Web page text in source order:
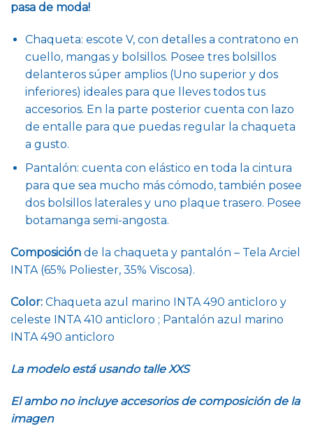
pasa de moda!
Chaqueta: escote V, con detalles a contratono en
cuello, mangas y bolsillos. Posee tres bolsillos
delanteros súper amplios (Uno superior y dos
inferiores) ideales para que lleves todos tus
accesorios. En la parte posterior cuenta con lazo
de entalle para que puedas regular la chaqueta
a gusto.
Pantalón: cuenta con elástico en toda la cintura
para que sea mucho más cómodo, también posee
dos bolsillos laterales y uno plaque trasero. Posee
botamanga semi-angosta.
Composición de la chaqueta y pantalón – Tela Arciel
INTA (65% Poliester, 35% Viscosa).
Color: Chaqueta azul marino INTA 490 anticloro y
celeste INTA 410 anticloro ; Pantalón azul marino
INTA 490 anticloro
La modelo está usando talle XXS
El ambo no incluye accesorios de composición de la
imagen